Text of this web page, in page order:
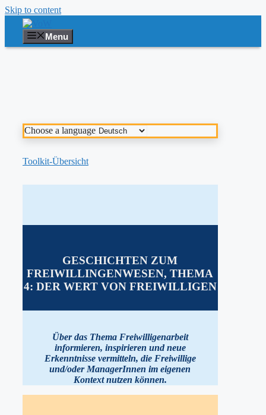
Skip to content
Menu
Choose a language
Toolkit-Übersicht
GESCHICHTEN ZUM
FREIWILLINGENWESEN,THEMA
4: DER WERT VON FREIWILLIGEN
Über das Thema Freiwilligenarbeit
informieren, inspirieren und neue
Erkenntnisse vermitteln, die Freiwillige
und/oder ManagerInnen im eigenen
Kontext nutzen können.